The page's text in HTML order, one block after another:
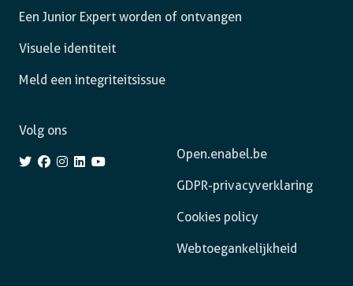
Een Junior Expert worden of ontvangen
Visuele identiteit
Meld een integriteitsissue
Open.enabel.be
GDPR-privacyverklaring
Cookies policy
Webtoegankelijkheid
Volg ons